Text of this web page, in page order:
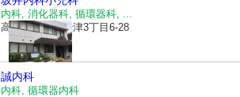
内科, 消化器科, 循環器科, ...
高知県高知市十津3丁目6-28
誠内科
内科, 循環器内科